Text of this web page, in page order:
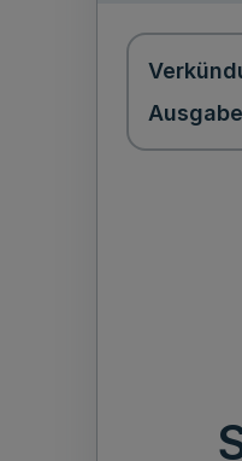
Ausgabe